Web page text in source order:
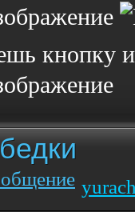
кнопку и